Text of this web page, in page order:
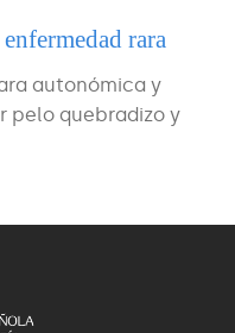
rara
autonómica y
pelo quebradizo y